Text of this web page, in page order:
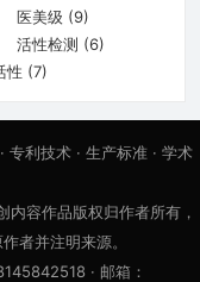
医美级 (9)
活性检测 (6)
性 (7)
· 专利技术 · 生产标准 · 学术
容作品版权归作者所有，
者并注明来源。
· 邮箱：